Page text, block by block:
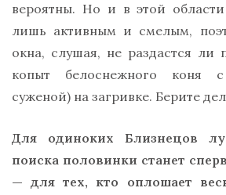
вероятны. Но и в этой области
лишь активным и смелым,
окна, слушая, не раздастся ли
копыт белоснежного коня
суженой) на загривке. Берите
Для одиноких Близнецов
поиска половинки станет
— для тех, кто оплошает